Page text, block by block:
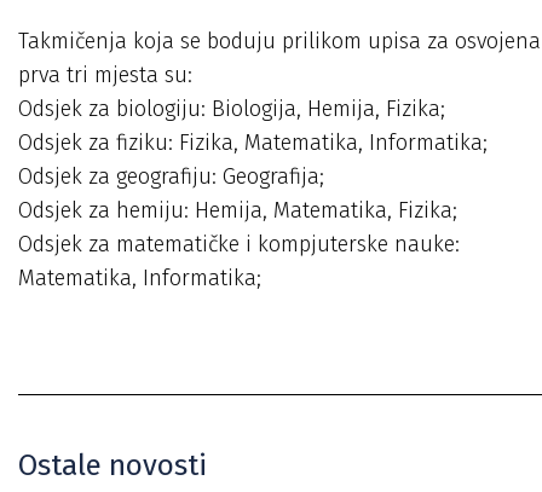
Takmičenja koja se boduju prilikom upisa za osvojena
prva tri mjesta su:
Odsjek za biologiju: Biologija, Hemija, Fizika;
Odsjek za fiziku: Fizika, Matematika, Informatika;
Odsjek za geografiju: Geografija;
Odsjek za hemiju: Hemija, Matematika, Fizika;
Odsjek za matematičke i kompjuterske nauke:
Matematika, Informatika;
Ostale novosti